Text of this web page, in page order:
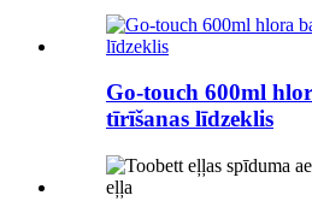
Go-touch 600ml
tīrīšanas līdzeklis